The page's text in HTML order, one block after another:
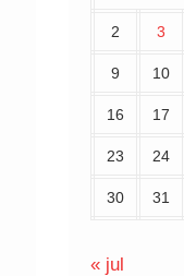
2 3
9 10
16 17
23 24
30 31
« jul